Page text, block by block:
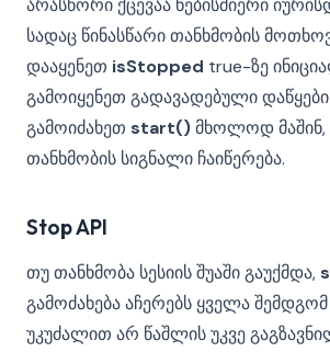
არასწორი ქცევაა ნებისმიერი
სადაც წინასწარი თანხმობის
დააყენეთ isStopped true-ზე
გამოიყენეთ გადავადებული
გამოიძახეთ start()მხოლოდ
თანხმობის სიგნალი ჩაიწერება.
Stop API
თუ თანხმობა სესიის შუაში გაუქმდა,
გამოძახება აჩერებს ყველა შემდგომ
უკუძალით არ წაშლის უკვე